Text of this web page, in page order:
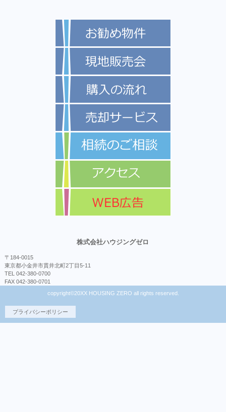
株式会社ハウジングゼロ
〒184-0015
東京都小金井市貫井北町2丁目5-11
TEL 042-380-0700
FAX 042-380-0701
copyright©20XX HOUSING ZERO all rights reserved.
プライバシーポリシー